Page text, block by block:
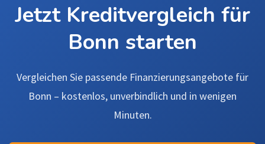
Jetzt Kreditvergleich für
Bonn starten
Vergleichen Sie passende Finanzierungsangebote für
Bonn – kostenlos, unverbindlich und in wenigen
Minuten.